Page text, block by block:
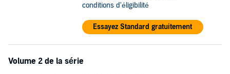
a real-life investigation
, CHILD 44 is a relentless story of love,
hope and bravery in a totalitarian world. From the screenwriter
of the acclaimed television series,THE ASSASSINATION OF
GIANNI VERSACE: AMERICAN CRIME STORY.
conditions d'éligibilité
Essayez Standard gratuitement
Volume 2 de la série